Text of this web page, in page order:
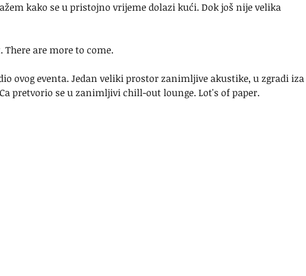
kako se u pristojno vrijeme dolazi kući. Dok još nije velika
There are more to come.
ovog eventa. Jedan veliki prostor zanimljive akustike, u zgradi iza
pretvorio se u zanimljivi chill-out lounge. Lot's of paper.